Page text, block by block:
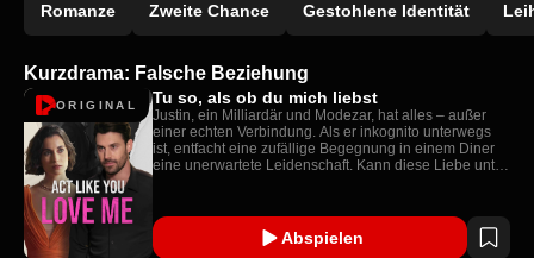
Romanze Zweite Chance Gestohlene Identität
Kurzdrama: Falsche Beziehung
ORIGINAL Tu so, als ob du mich liebst
Justin, ein Milliardär und Modezar, hat alles – außer
einer echten Verbindung. Als er inkognito unterwegs
ist, entfacht eine zufällige Begegnung in einem Diner
eine unerwartete Leidenschaft. Kann diese Liebe unter
Abspielen